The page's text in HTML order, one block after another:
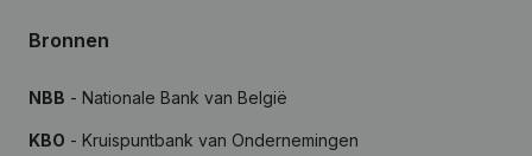
Bronnen
NBB - Nationale Bank van België
KBO - Kruispuntbank van Ondernemingen